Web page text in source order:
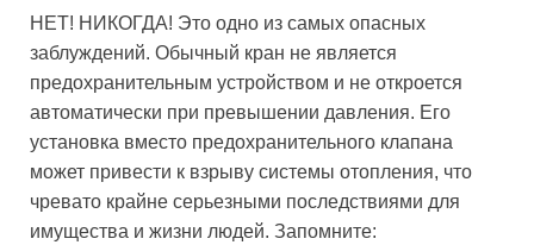
НЕТ! НИКОГДА! Это одно из самых опасных
заблуждений. Обычный кран не является
предохранительным устройством и не откроется
автоматически при превышении давления. Его
установка вместо предохранительного клапана
может привести к взрыву системы отопления, что
чревато крайне серьезными последствиями для
имущества и жизни людей. Запомните: